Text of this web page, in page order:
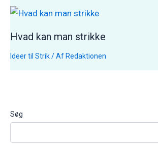
Hvad kan man strikke
Ideer til Strik/ Af Redaktionen
Søg